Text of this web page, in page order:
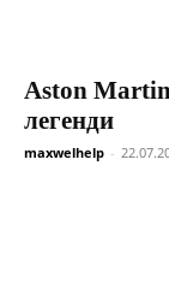
Aston
легенди
maxwelhelp -